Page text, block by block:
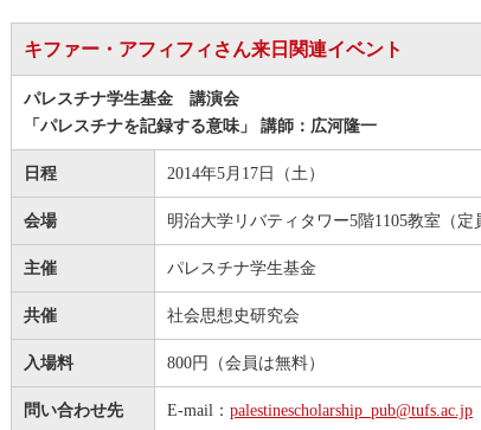
キファー・アフィフィさん来日関連イベント
パレスチナ学生基金 講演会
「パレスチナを記録する意味」 講師：広河隆一
日程 2014年5月17日（土）
会場 明治大学リバティタワー5階1105教室（定
主催 パレスチナ学生基金
共催 社会思想史研究会
入場料 800円（会員は無料）
問い合わせ先 E-mail： palestinescholarship_pub@tufs.ac.jp